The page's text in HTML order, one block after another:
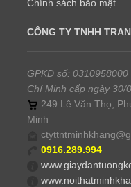
Chính sách bảo mật
CÔNG TY TNHH
GPKD số:
Chí Minh cấp ngày 30/
249 Lê Văn Thọ,
Minh
0916.289.994